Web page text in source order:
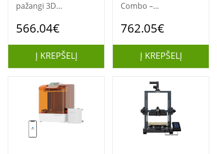
pažangi 3D
566.04€
Į KREPŠELĮ
Combo –
spausdintuvas
762.05€
Į KREPŠELĮ